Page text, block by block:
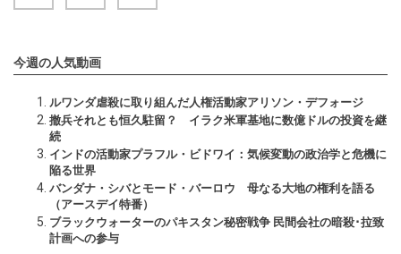
今週の人気動画
ルワンダ虐殺に取り組んだ人権活動家アリソン・デフォージ
撤兵それとも恒久駐留？ イラク米軍基地に数億ドルの投資を継
続
インドの活動家プラフル・ビドワイ：気候変動の政治学と危機に
陥る世界
バンダナ・シバとモード・バーロウ 母なる大地の権利を語る
（アースデイ特番）
ブラックウォーターのパキスタン秘密戦争 民間会社の暗殺･拉致
計画への参与